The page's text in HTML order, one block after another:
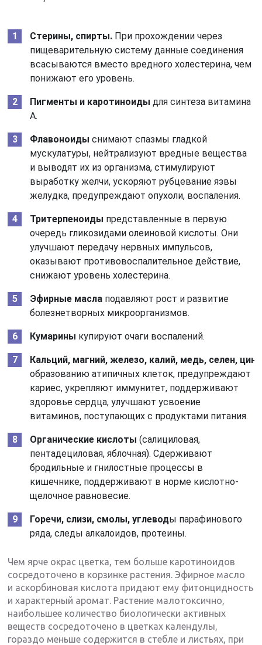
Стерины, спирты. При прохождении через
пищеварительную систему данные соединения
всасываются вместо вредного холестерина, чем
понижают его уровень.
Пигменты и каротиноиды для синтеза витамина
A.
Флавоноидыснимают спазмы гладкой
мускулатуры, нейтрализуют вредные вещества
и выводят их из организма, стимулируют
выработку желчи, ускоряют рубцевание язвы
желудка, предупреждают опухоли, воспаления.
Тритерпеноиды представленные в первую
очередь гликозидами олеиновой кислоты. Они
улучшают передачу нервных импульсов,
оказывают противовоспалительное действие,
снижают уровень холестерина.
Эфирные масла подавляют рост и развитие
болезнетворных микроорганизмов.
Кумарины купируют очаги воспалений.
Кальций, магний, железо, калий, медь, селен,
образованию атипичных клеток, предупреждают
кариес, укрепляют иммунитет, поддерживают
здоровье сердца, улучшают усвоение
витаминов, поступающих с продуктами питания.
Органические кислоты (салициловая,
пентадециловая, яблочная). Сдерживают
бродильные и гнилостные процессы в
кишечнике, поддерживают в норме кислотно-
щелочное равновесие.
Горечи, слизи, смолы, углеводы парафинового
ряда, следы алкалоидов, протеины.
Чем ярче окрас цветка, тем больше каротиноидов
сосредоточено в корзинке растения. Эфирное масло
и аскорбиновая кислота придают ему фитонцидность
и характерный аромат. Растение малотоксично,
наибольшее количество биологически активных
веществ сосредоточено в цветках календулы,
гораздо меньше содержится в стебле и листьях, при